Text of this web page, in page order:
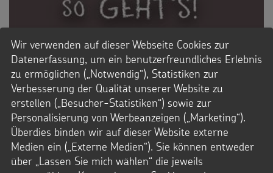
Wir verwenden auf dieser Webseite Cookies zur
Datenerfassung, um ein benutzerfreundliches Erlebnis
zu ermöglichen („Notwendig“), Statistiken zur
Verbesserung der Qualität unserer Website zu
erstellen („Besucher-Statistiken“) sowie zur
Personalisierung von Werbeanzeigen („Marketing“).
Überdies binden wir auf dieser Website externe
Medien ein („Externe Medien“). Sie können entweder
über „Lassen Sie mich wählen“ die jeweils